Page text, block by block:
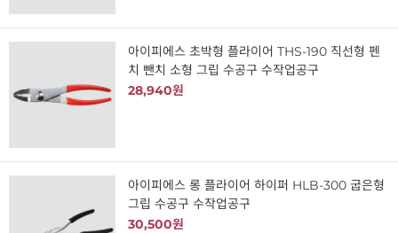
아이피에스 초박형 플라이어 THS-190 직선형 펜
치 뺀치 소형 그립 수공구 수작업공구
28,940원
아이피에스 롱 플라이어 하이퍼 HLB-300 굽은형
그립 수공구 수작업공구
30,500원